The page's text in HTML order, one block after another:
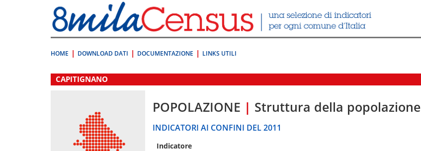
direttamente
a:
Contenuto
HOME DOWNLOAD DATI DOCUMENTAZIONE LINKS UTILI
.
CAPITIGNANO
POPOLAZIONE | Struttura della popolazione
INDICATORI AI CONFINI DEL 2011
Indicatore